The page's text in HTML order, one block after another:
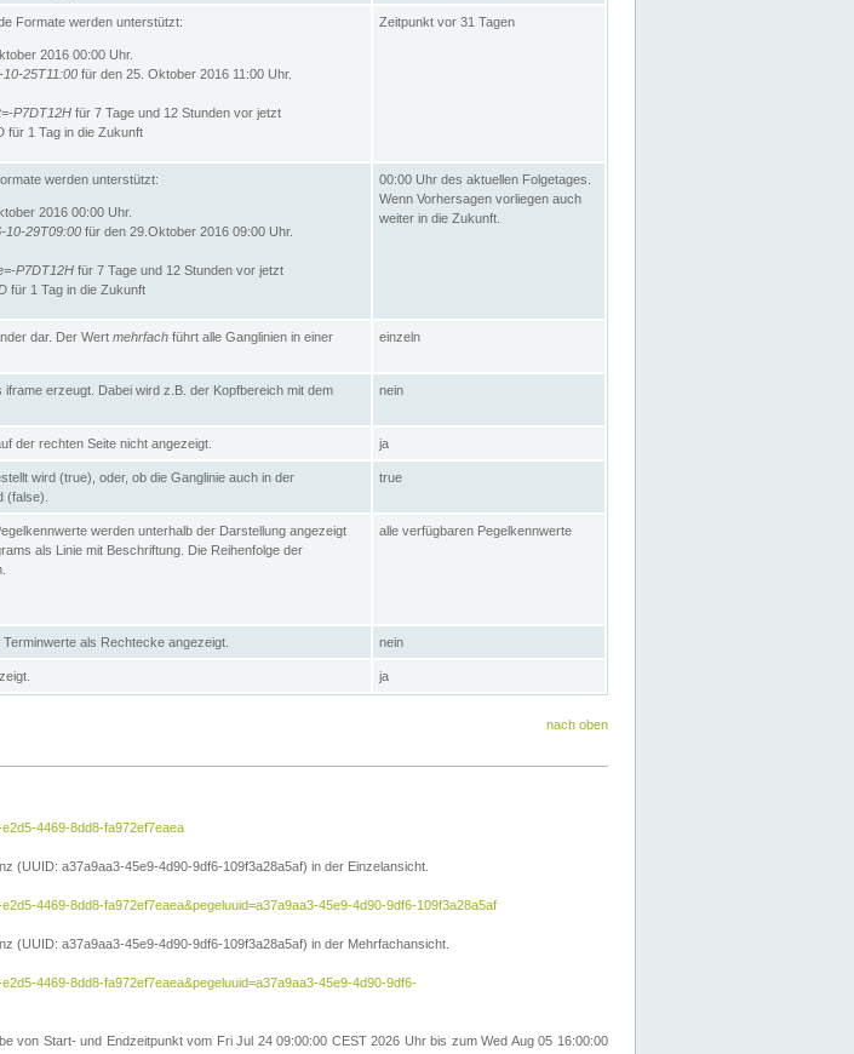
Formate werden unterstützt:
2016 00:00 Uhr.
25T11:00 für den 25. Oktober 2016 11:00 Uhr.
P7DT12H für 7 Tage und 12 Stunden vor jetzt
für 1 Tag in die Zukunft
Zeitpunkt vor 31 Tagen
werden unterstützt:
2016 00:00 Uhr.
10-29T09:00 für den 29.Oktober 2016 09:00 Uhr.
P7DT12H für 7 Tage und 12 Stunden vor jetzt
für 1 Tag in die Zukunft
00:00 Uhr des aktuellen Folgetages.
Wenn Vorhersagen vorliegen auch
weiter in die Zukunft.
dar. Der Wert mehrfach führt alle Ganglinien in einer
einzeln
erzeugt. Dabei wird z.B. der Kopfbereich mit dem
nein
der rechten Seite nicht angezeigt. ja
wird (true), oder, ob die Ganglinie auch in der
(false).
true
werden unterhalb der Darstellung angezeigt
als Linie mit Beschriftung. Die Reihenfolge der
alle verfügbaren Pegelkennwerte
als Rechtecke angezeigt. nein
ja
nach oben
4469-8dd8-fa972ef7eaea
(UUID: a37a9aa3-45e9-4d90-9df6-109f3a28a5af) in der Einzelansicht.
4469-8dd8-fa972ef7eaea&pegeluuid=a37a9aa3-45e9-4d90-9df6-109f3a28a5af
(UUID: a37a9aa3-45e9-4d90-9df6-109f3a28a5af) in der Mehrfachansicht.
4469-8dd8-fa972ef7eaea&pegeluuid=a37a9aa3-45e9-4d90-9df6-
von Start- und Endzeitpunkt vom Fri Jul 24 09:00:00 CEST 2026 Uhr bis zum Wed Aug 05 16:00:00